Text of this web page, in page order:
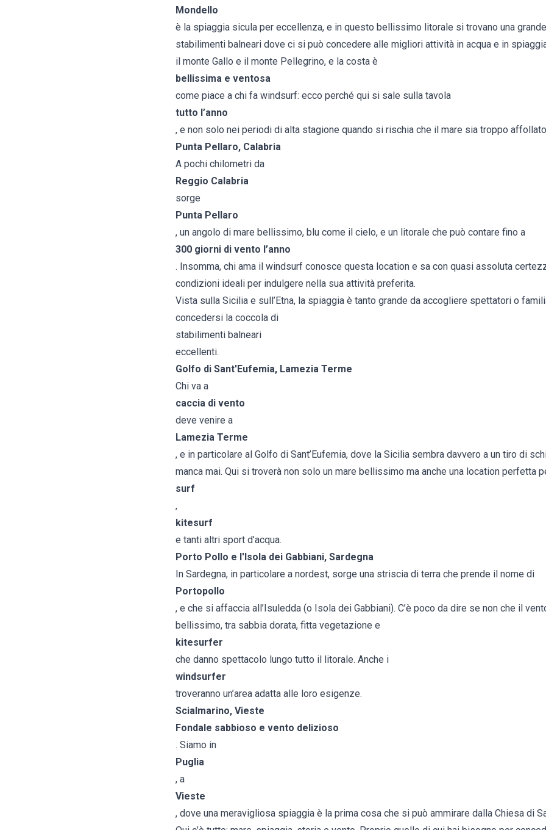
Mondello
è la spiaggia sicula per eccellenza, e in questo bellissimo litorale si trovano una
stabilimenti balneari dove ci si può concedere alle migliori attività in acqua e in
il monte Gallo e il monte Pellegrino, e la costa è
bellissima e ventosa
come piace a chi fa windsurf: ecco perché qui si sale sulla tavola
tutto l’anno
, e non solo nei periodi di alta stagione quando si rischia che il mare sia troppo
Punta Pellaro, Calabria
A pochi chilometri da
Reggio Calabria
sorge
Punta Pellaro
, un angolo di mare bellissimo, blu come il cielo, e un litorale che può contare fino a
300 giorni di vento l’anno
. Insomma, chi ama il windsurf conosce questa location e sa con quasi assoluta
condizioni ideali per indulgere nella sua attività preferita.
Vista sulla Sicilia e sull’Etna, la spiaggia è tanto grande da accogliere spettatori o
concedersi la coccola di
stabilimenti balneari
eccellenti.
Golfo di Sant'Eufemia, Lamezia Terme
Chi va a
caccia di vento
deve venire a
Lamezia Terme
, e in particolare al Golfo di Sant’Eufemia, dove la Sicilia sembra davvero a un tiro di
manca mai. Qui si troverà non solo un mare bellissimo ma anche una location perfetta
surf
,
kitesurf
e tanti altri sport d’acqua.
Porto Pollo e l'Isola dei Gabbiani, Sardegna
In Sardegna, in particolare a nordest, sorge una striscia di terra che prende il nome di
Portopollo
, e che si affaccia all’Isuledda (o Isola dei Gabbiani). C’è poco da dire se non che il
bellissimo, tra sabbia dorata, fitta vegetazione e
kitesurfer
che danno spettacolo lungo tutto il litorale. Anche i
windsurfer
troveranno un’area adatta alle loro esigenze.
Scialmarino, Vieste
Fondale sabbioso e vento delizioso
. Siamo in
Puglia
, a
Vieste
, dove una meravigliosa spiaggia è la prima cosa che si può ammirare dalla Chiesa di